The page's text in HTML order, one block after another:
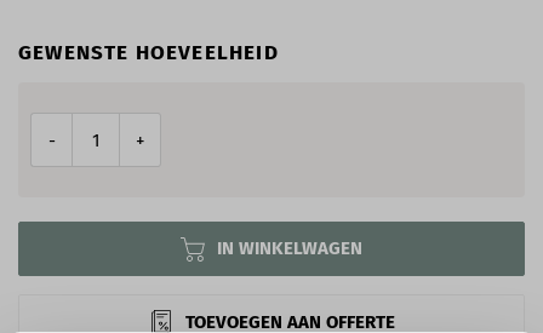
GEWENSTE HOEVEELHEID
- +
IN WINKELWAGEN
TOEVOEGEN AAN OFFERTE